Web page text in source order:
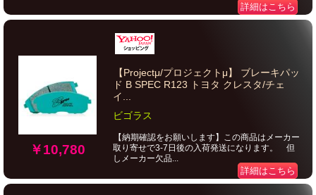
詳細はこちら
￥10,780
【Projectμ/プロジェクトμ】 ブレーキパッ
ド B SPEC R123 トヨタ クレスタ/チェ
イ...
ビゴラス
【納期確認をお願いします】この商品はメーカー
取り寄せで3-7日後の入荷発送になります。 但
しメーカー欠品...
詳細はこちら